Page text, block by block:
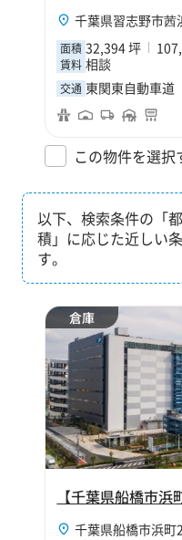
千葉県習志野市茜
面積 32,394 坪
賃料 相談
交通 東関東自動車
この物件を選択
以下、検索条件の「
積」に応じた近しい
す。
倉庫
千葉県船橋市浜町